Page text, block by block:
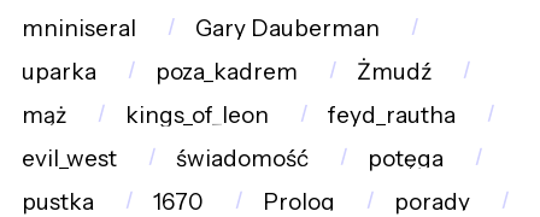
mniniseral
Gary Dauberman
uparka
poza_kadrem
Żmudź
mąż
kings_of_leon
feyd_rautha
evil_west
świadomość
potęga
pustka
1670 Prolog
porady